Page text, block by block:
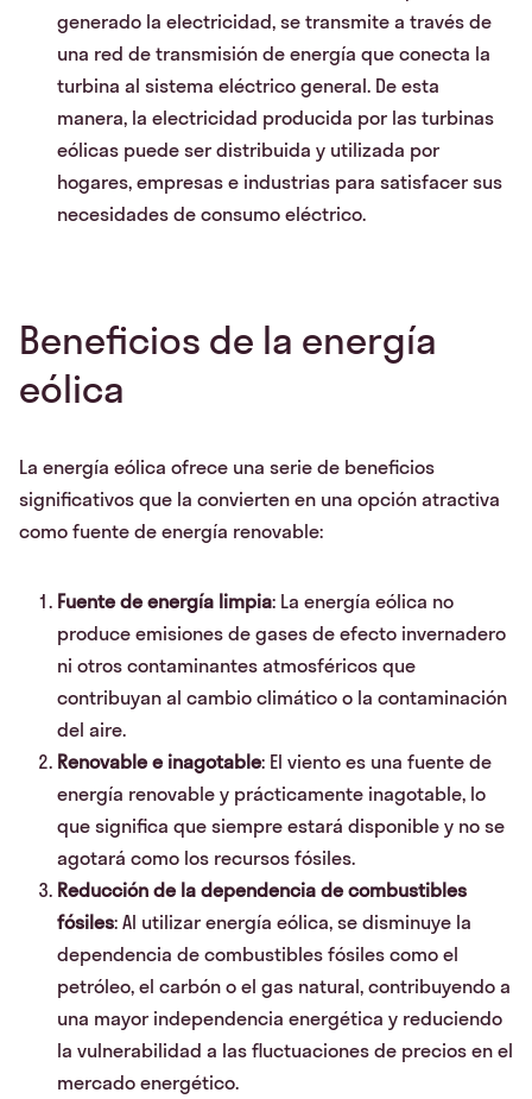
generado la electricidad, se transmite a través de
una red de transmisión de energía que conecta la
turbina al sistema eléctrico general. De esta
manera, la electricidad producida por las turbinas
eólicas puede ser distribuida y utilizada por
hogares, empresas e industrias para satisfacer sus
necesidades de consumo eléctrico.
Beneficios de la energía
eólica
La energía eólica ofrece una serie de beneficios
significativos que la convierten en una opción atractiva
como fuente de energía renovable:
Fuente de energía limpia: La energía eólica no
produce emisiones de gases de efecto invernadero
ni otros contaminantes atmosféricos que
contribuyan al cambio climático o la contaminación
del aire.
Renovable e inagotable: El viento es una fuente de
energía renovable y prácticamente inagotable, lo
que significa que siempre estará disponible y no se
agotará como los recursos fósiles.
Reducción de la dependencia de combustibles
fósiles: Al utilizar energía eólica, se disminuye la
dependencia de combustibles fósiles como el
petróleo, el carbón o el gas natural, contribuyendo a
una mayor independencia energética y reduciendo
la vulnerabilidad a las fluctuaciones de precios en el
mercado energético.